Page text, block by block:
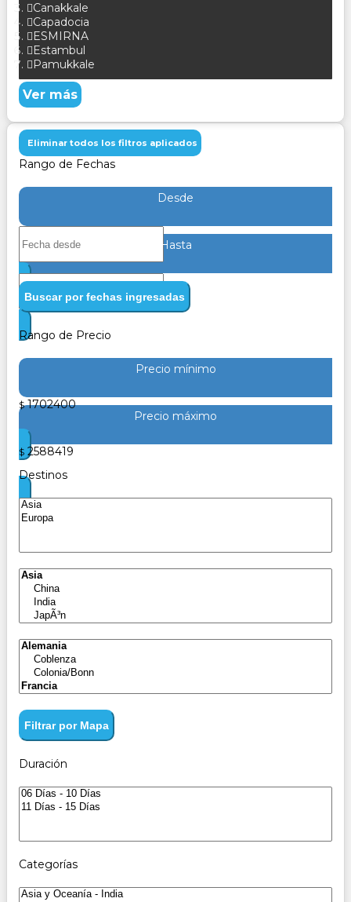
Canakkale
Capadocia
ESMIRNA
Estambul
Pamukkale
Ver más
Eliminar todos los filtros aplicados
Rango de Fechas
Desde
Hasta
Buscar por fechas ingresadas
Rango de Precio
Precio mínimo
$ 1702400
Precio máximo
$ 2588419
Destinos
Filtrar por Mapa
Duración
Categorías